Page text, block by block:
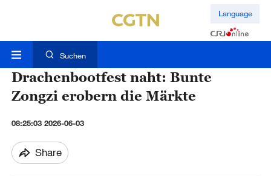
Language
Suchen
Drachenbootfest naht: Bunte
Zongzi erobern die Märkte
08:25:03 2026-06-03
Share